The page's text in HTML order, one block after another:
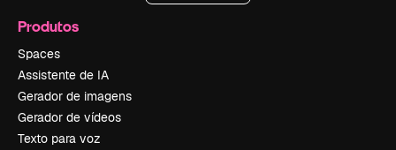
Produtos
Spaces
Assistente de IA
Gerador de imagens
Gerador de vídeos
Texto para voz